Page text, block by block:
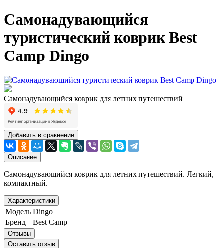
Самонадувающийся
туристический коврик Best
Camp Dingo
Самонадувающийся коврик для летних путешествий
Добавить в сравнение
Описание
Самонадувающийся коврик для летних путешествий. Легкий,
компактный.
Характеристики
Модель Dingo
Бренд
Best Camp
Отзывы
Оставить отзыв